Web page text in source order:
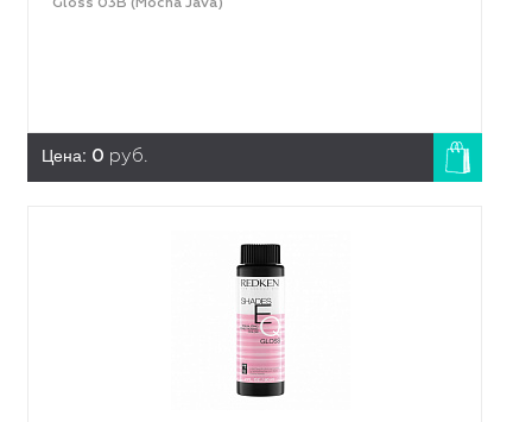
Gloss 03B (Mocha Java)
Цена: 0 руб.